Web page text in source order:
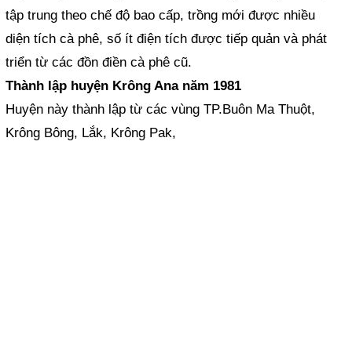
tập trung theo chế độ bao cấp, trồng mới được nhiều
diện tích cà phê, số ít điện tích được tiếp quản và phát
triển từ các đồn điền cà phê cũ.
Thành lập huyện Krông Ana năm 1981
Huyện này thành lập từ các vùng TP.Buôn Ma Thuột,
Krông Bông, Lắk, Krông Pak,